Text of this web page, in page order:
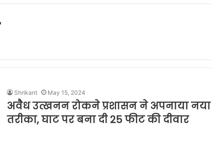
Shrikant May 15, 2024
अवैध उत्खनन रोकने प्रशासन ने अपनाया नया
तरीका, घाट पर बना दी 25 फीट की दीवार